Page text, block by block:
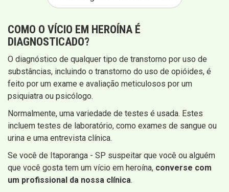
COMO O VÍCIO EM HEROÍNA É
DIAGNOSTICADO?
O diagnóstico de qualquer tipo de transtorno por uso de
substâncias, incluindo o transtorno do uso de opióides, é
feito por um exame e avaliação meticulosos por um
psiquiatra ou psicólogo.
Normalmente, uma variedade de testes é usada. Estes
incluem testes de laboratório, como exames de sangue ou
urina e uma entrevista clínica.
Se você de Itaporanga - SP suspeitar que você ou alguém
que você gosta tem um vício em heroína, converse com
um profissional da nossa clínica.